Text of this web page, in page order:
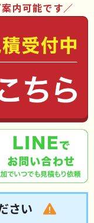
案内可能です
さい